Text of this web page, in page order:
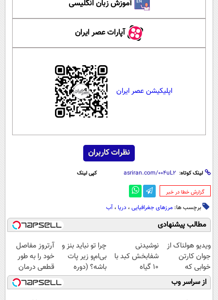
آموزش زبان انگلیسی
آپارات عصر ایران
اپلیکیشن عصر ایران
نظرات کاربران
لینک کوتاه: کپی لینک
‌گزارش خطا در خبر
برچسب ها: مرزهای جغرافیایی ، دریا ، آب‌
مطالب پیشنهادی
ویدیو هولناک از
جوان کارتن
خوابی که
میلیاردر شد.
آموزش رایگان
نوشیدنی
شفابخش کبد با
10 گیاه
موثر(تخفیف تا
امشب)
چرا تو نباید بنز و
بی‌ام‌و زیر پات
باشه؟ (دوره
رایگان درآمد
میلیاردی)
آرتروز مفاصل
خود را به طور
قطعی درمان
کنید!
◗پرسش‌نامه◖
از سراسر وب